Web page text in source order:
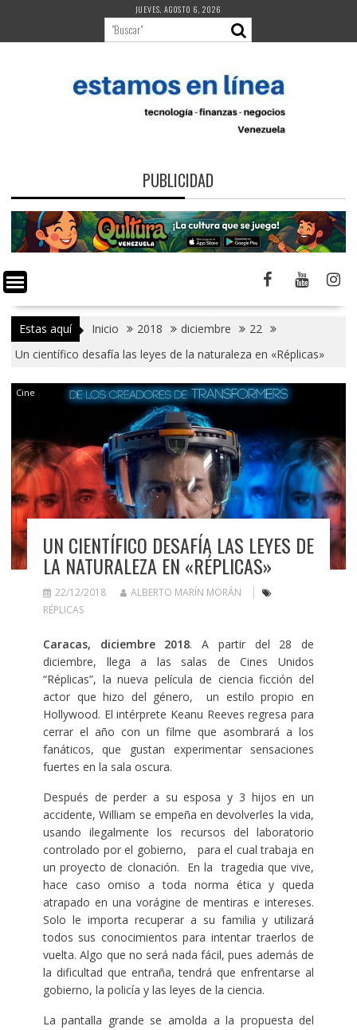
contenido
JUEVES, AGOSTO 6, 2026
PUBLICIDAD
Estas aquí Inicio 2018 diciembre
22
Un científico desafía las leyes de la naturaleza en «Réplicas»
Cine
UN CIENTÍFICO DESAFÍA LAS LEYES DE
LA NATURALEZA EN «RÉPLICAS»
22/12/2018
ALBERTO MARÍN MORÁN
RÉPLICAS
Caracas, diciembre 2018. A partir del 28 de
diciembre, llega a las salas de Cines Unidos
“Réplicas”, la nueva película de ciencia ficción del
actor que hizo del género, un estilo propio en
Hollywood. El intérprete Keanu Reeves regresa para
cerrar el año con un filme que asombrará a los
fanáticos, que gustan experimentar sensaciones
fuertes en la sala oscura.
Después de perder a su esposa y 3 hijos en un
accidente, William se empeña en devolverles la vida,
usando ilegalmente los recursos del laboratorio
controlado por el gobierno, para el cual trabaja en
un proyecto de clonación. En la tragedia que vive,
hace caso omiso a toda norma ética y queda
atrapado en una vorágine de mentiras e intereses.
Solo le importa recuperar a su familia y utilizará
todos sus conocimientos para intentar traerlos de
vuelta. Algo que no será nada fácil, pues además de
la dificultad que entraña, tendrá que enfrentarse al
gobierno, la policía y las leyes de la ciencia.
La pantalla grande se amolda a la propuesta del